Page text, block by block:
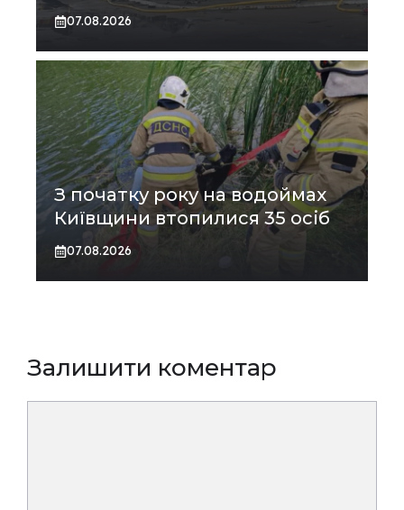
07.08.2026
З початку року на водоймах
Київщини втопилися 35 осіб
07.08.2026
Залишити коментар